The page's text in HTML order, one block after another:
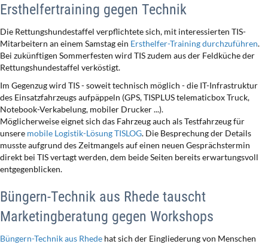
Ersthelfertraining gegen Technik
Die Rettungshundestaffel verpflichtete sich, mit interessierten TIS-
Mitarbeitern an einem Samstag ein Ersthelfer-Training durchzuführen.
Bei zukünftigen Sommerfesten wird TIS zudem aus der Feldküche der
Rettungshundestaffel verköstigt.
Im Gegenzug wird TIS - soweit technisch möglich - die IT-Infrastruktur
des Einsatzfahrzeugs aufpäppeln (GPS, TISPLUS telematicbox Truck,
Notebook-Verkabelung, mobiler Drucker ...).
Möglicherweise eignet sich das Fahrzeug auch als Testfahrzeug für
unsere mobile Logistik-Lösung TISLOG. Die Besprechung der Details
musste aufgrund des Zeitmangels auf einen neuen Gesprächstermin
direkt bei TIS vertagt werden, dem beide Seiten bereits erwartungsvoll
entgegenblicken.
Büngern-Technik aus Rhede tauscht
Marketingberatung gegen Workshops
Büngern-Technik aus Rhede hat sich der Eingliederung von Menschen